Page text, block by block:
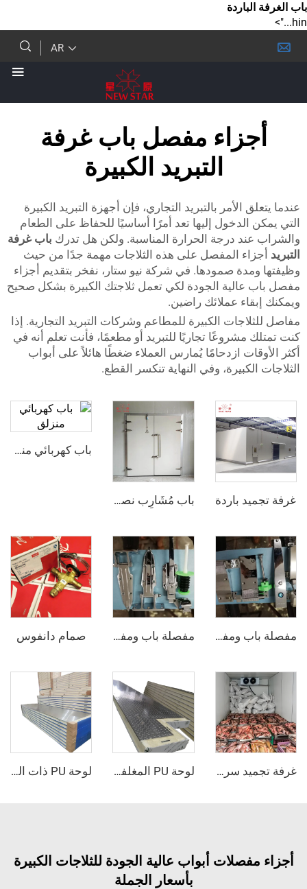
مفصل باب غرفة
التبريد الكبيرة
الأمر بالتبريد التجاري، فإن أجهزة التبريد الكبيرة
الدخول إليها تعد أمرًا أساسيًا للحفاظ على الطعام
درجة الحرارة المناسبة. ولكن هل تدركباب غرفة
المفصل على هذه الثلاجات مهمة جدًا من حيث
صمودها. في شركة نيو ستار، نفخر بتقديم أجزاء
الجودة لكي تعمل ثلاجتك الكبيرة بشكل صحيح
عملائك راضين.
الكبيرة للمطاعم وشركات التبريد التجارية. إذا
مشروعًا تجاريًا للتبريد أو مطعمًا، فأنت تعلم أنه في
ازدحامًا يُمارس العملاء ضغطًا هائلاً على أبواب
وفي النهاية تنكسر القطع.
باردة باب مُشَارِب نصف مدفون
باب كهربائي منزلق
مفصلة باب ومفتوح الباب - كلها مدفونة مفصلة باب ومفتوح الباب - نصف مدفون صمام دانفوس
غرفة تجميد سريع لوحة PU المغلفة بالمعدن لوحة PU ذات الوجه الفولاذي الصدأي
أبواب عالية الجودة للثلاجات الكبيرة
بأسعار الجملة